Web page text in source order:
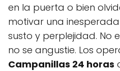
en la puerta o bien
motivar una
susto y perplejidad. No
no se angustie. Los
Campanillas 24 horas